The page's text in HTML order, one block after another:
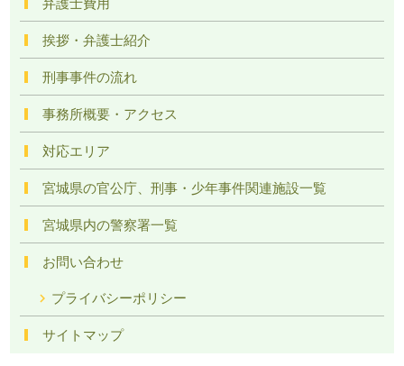
挨拶・弁護士紹介
刑事事件の流れ
事務所概要・アクセス
対応エリア
宮城県の官公庁、刑事・少年事件関連施設一覧
宮城県内の警察署一覧
お問い合わせ
プライバシーポリシー
サイトマップ